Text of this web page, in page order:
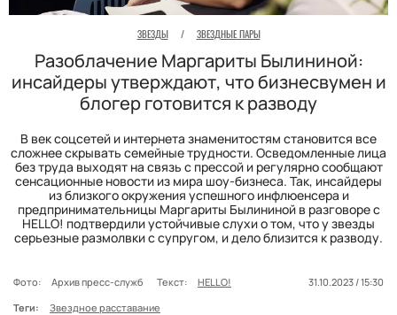
ЗВЕЗДЫ / ЗВЕЗДНЫЕ ПАРЫ
Разоблачение Маргариты Былининой:
инсайдеры утверждают, что бизнесвумен и
блогер готовится к разводу
В век соцсетей и интернета знаменитостям становится все
сложнее скрывать семейные трудности. Осведомленные лица
без труда выходят на связь с прессой и регулярно сообщают
сенсационные новости из мира шоу-бизнеса. Так, инсайдеры
из близкого окружения успешного инфлюенсера и
предпринимательницы Маргариты Былининой в разговоре с
HELLO! подтвердили устойчивые слухи о том, что у звезды
серьезные размолвки с супругом, и дело близится к разводу.
Фото: Архив пресс-служб Текст: HELLO!
31.10.2023 / 15:30
Теги:
Звездное расставание